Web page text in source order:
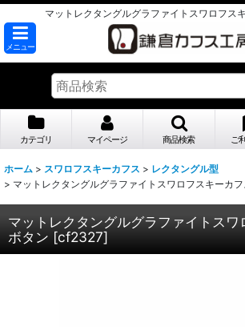
マットレクタングルグラファイトスワロフス
メニュー
カテゴリ マイページ 商品検索 ご
ホーム > スワロフスキーカフス > レクタングル型
> マットレクタングルグラファイトスワロフスキーカ
マットレクタングルグラファイトスワ
ボタン [cf2327]